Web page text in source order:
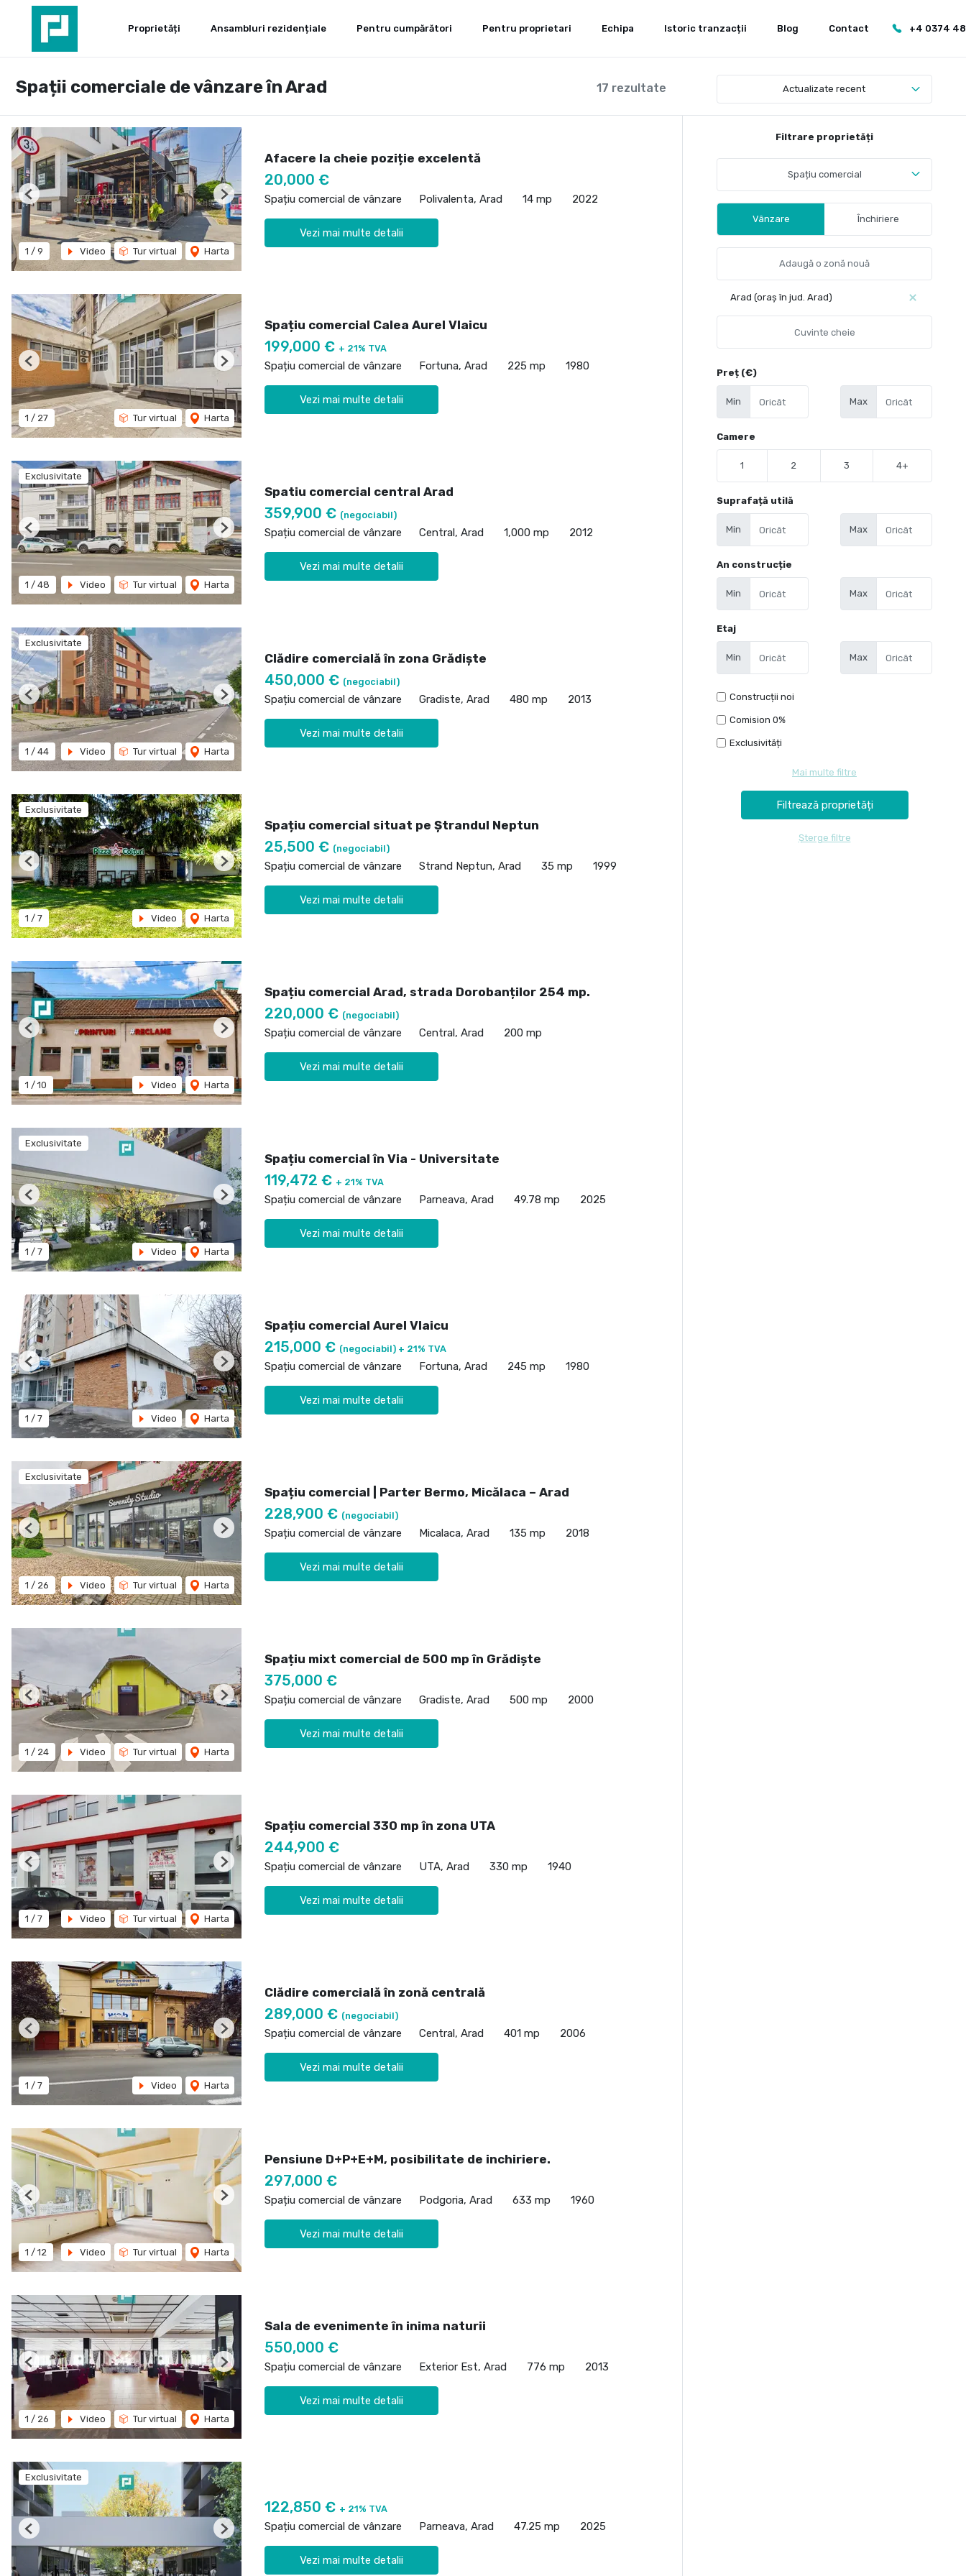
Proprietăți Ansambluri rezidențiale Pentru cumpărători Pentru proprietari Echipa Istoric tranzacții Blog Contact +4 0374
17 rezultate
Spații comerciale de vânzare în Arad Actualizate recent
1 / 9 Video Tur virtual Harta
Previous Next
Afacere la cheie poziție excelentă
20,000 €
Spațiu comercial de vânzare Polivalenta, Arad 14 mp 2022
Vezi mai multe detalii
1 / 27 Tur virtual Harta
Previous Next
Spațiu comercial Calea Aurel Vlaicu
199,000 € + 21% TVA
Spațiu comercial de vânzare Fortuna, Arad 225 mp 1980
Vezi mai multe detalii
Exclusivitate
1 / 48 Video Tur virtual Harta
Previous Next
Spatiu comercial central Arad
359,900 € (negociabil)
Spațiu comercial de vânzare Central, Arad 1,000 mp 2012
Vezi mai multe detalii
Exclusivitate
1 / 44 Video Tur virtual Harta
Previous Next
Clădire comercială în zona Grădiște
450,000 € (negociabil)
Spațiu comercial de vânzare Gradiste, Arad 480 mp 2013
Vezi mai multe detalii
Exclusivitate
1 / 7 Video Harta
Previous Next
Spațiu comercial situat pe Ștrandul Neptun
25,500 € (negociabil)
Spațiu comercial de vânzare Strand Neptun, Arad 35 mp 1999
Vezi mai multe detalii
1 / 10 Video Harta
Previous Next
Spațiu comercial Arad, strada Dorobanților 254 mp.
220,000 € (negociabil)
Spațiu comercial de vânzare Central, Arad 200 mp
Vezi mai multe detalii
Exclusivitate
1 / 7 Video Harta
Previous Next
Spațiu comercial în Via - Universitate
119,472 € + 21% TVA
Spațiu comercial de vânzare Parneava, Arad 49.78 mp 2025
Vezi mai multe detalii
1 / 7 Video Harta
Previous Next
Spațiu comercial Aurel Vlaicu
215,000 € (negociabil) + 21% TVA
Spațiu comercial de vânzare Fortuna, Arad 245 mp 1980
Vezi mai multe detalii
Exclusivitate
1 / 26 Video Tur virtual Harta
Previous Next
Spațiu comercial | Parter Bermo, Micălaca – Arad
228,900 € (negociabil)
Spațiu comercial de vânzare Micalaca, Arad 135 mp 2018
Vezi mai multe detalii
1 / 24 Video Tur virtual Harta
Previous Next
Spațiu mixt comercial de 500 mp în Grădiște
375,000 €
Spațiu comercial de vânzare Gradiste, Arad 500 mp 2000
Vezi mai multe detalii
1 / 7 Video Tur virtual Harta
Previous Next
Spațiu comercial 330 mp în zona UTA
244,900 €
Spațiu comercial de vânzare UTA, Arad 330 mp 1940
Vezi mai multe detalii
1 / 7 Video Harta
Previous Next
Clădire comercială în zonă centrală
289,000 € (negociabil)
Spațiu comercial de vânzare Central, Arad 401 mp 2006
Vezi mai multe detalii
1 / 12 Video Tur virtual Harta
Previous Next
Pensiune D+P+E+M, posibilitate de inchiriere.
297,000 €
Spațiu comercial de vânzare Podgoria, Arad 633 mp 1960
Vezi mai multe detalii
1 / 26 Video Tur virtual Harta
Previous Next
Sala de evenimente în inima naturii
550,000 €
Spațiu comercial de vânzare Exterior Est, Arad 776 mp 2013
Vezi mai multe detalii
Exclusivitate
Previous Next
122,850 € + 21% TVA
Spațiu comercial de vânzare Parneava, Arad 47.25 mp 2025
Vezi mai multe detalii
Filtrare proprietăți
Spațiu comercial
Vânzare Închiriere
Arad (oraș în jud. Arad)
Preț (€)
Min Max
Camere
1 2 3 4+
Suprafață utilă
Min Max
An construcție
Min Max
Etaj
Min Max
Construcții noi
Comision 0%
Exclusivități
Mai multe filtre
Șterge filtre